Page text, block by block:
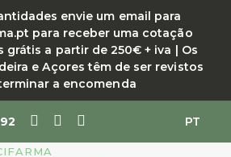
envie um email para
para receber uma cotação
grátis a partir de 250€ + iva | Os
e Açores têm de ser revistos
a encomenda
PT